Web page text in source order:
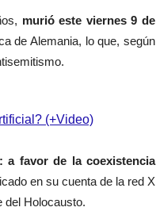
murió este viernes 9 de
de Alemania, lo que, según
(+Video)
a favor de la coexistencia
en su cuenta de la red X
del Holocausto.